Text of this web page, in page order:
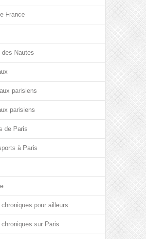
France
des Nautes
parisiens
parisiens
de Paris
à Paris
pour ailleurs
chroniques sur Paris